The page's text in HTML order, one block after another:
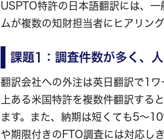
USPTO特許の日本語翻訳には、
ムが複数の知財担当者にヒアリン
課題1：調査件数が多く、
翻訳会社への外注は英日翻訳で1
上ある米国特許を複数件翻訳する
ます。また、納期は短くても5〜
や期限付きのFTO調査には対応し